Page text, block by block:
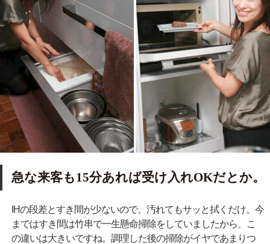
急な来客も15分あれば受け入れOKだとか。
IHの段差とすき間が少ないので、汚れてもサッと拭くだけ。今
まではすき間は竹串で一生懸命掃除をしていましたから、こ
の違いは大きいですね。調理した後の掃除がイヤであまりつ